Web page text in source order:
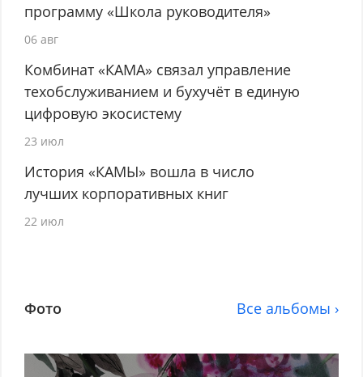
программу «Школа руководителя»
06 авг
Комбинат «КАМА» связал управление
техобслуживанием и бухучёт в единую
цифровую экосистему
23 июл
История «КАМЫ» вошла в число
лучших корпоративных книг
22 июл
Фото Все альбомы ›